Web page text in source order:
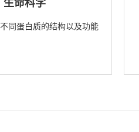
同蛋白质的结构以及功能